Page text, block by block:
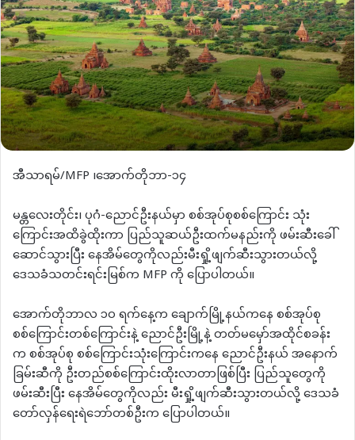
အီသာရမ်/MFP ၊အောက်တိုဘာ-၁၄
မန္တလေးတိုင်း၊ ပုဂံ-ညောင်ဦးနယ်မှာ စစ်အုပ်စုစစ်ကြောင်း သုံး
ကြောင်းအထိခွဲထိုးကာ ပြည်သူဆယ်ဦးထက်မနည်းကို ဖမ်းဆီးခေါ်
ဆောင်သွားပြီး နေအိမ်တွေကိုလည်းမီးရှို့ဖျက်ဆီးသွားတယ်လို့
ဒေသခံသတင်းရင်းမြစ်က MFP ကို ပြောပါတယ်။
အောက်တိုဘာလ ၁၀ ရက်နေ့က ချောက်မြို့နယ်ကနေ စစ်အုပ်စု
စစ်ကြောင်းတစ်ကြောင်းနဲ့ ညောင်ဦးမြို့နဲ့ တတ်မမှော်အထိုင်စခန်း
က‌ စစ်အုပ်စု စစ်ကြောင်းသုံးကြောင်းကနေ ညောင်ဦးနယ် အနောက်
ခြမ်းဆီကို ဦးတည်စစ်ကြောင်းထိုးလာတာဖြစ်ပြီး ပြည်သူတွေကို
ဖမ်းဆီးပြီး နေအိမ်တွေကိုလည်း မီးရှို့ဖျက်ဆီးသွားတယ်လို့ ဒေသခံ
တော်လှန်ရေးရဲဘော်တစ်ဦးက ပြောပါတယ်။